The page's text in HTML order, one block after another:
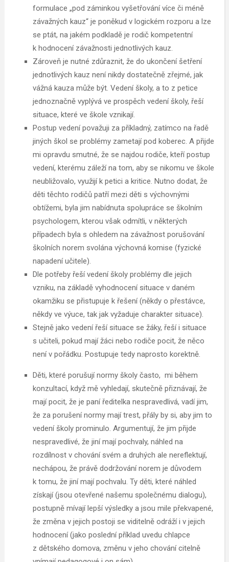
formulace „pod záminkou vyšetřování více či méně
závažných kauz“ je poněkud v logickém rozporu a lze
se ptát, na jakém podkladě je rodič kompetentní
k hodnocení závažnosti jednotlivých kauz.
Zároveň je nutné zdůraznit, že do ukončení šetření
jednotlivých kauz není nikdy dostatečně zřejmé, jak
vážná kauza může být. Vedení školy, a to z petice
jednoznačně vyplývá ve prospěch vedení školy, řeší
situace, které ve škole vznikají.
Postup vedení považuji za příkladný, zatímco na řadě
jiných škol se problémy zametají pod koberec. A přijde
mi opravdu smutné, že se najdou rodiče, kteří postup
vedení, kterému záleží na tom, aby se nikomu ve škole
neubližovalo, využijí k petici a kritice. Nutno dodat, že
děti těchto rodičů patří mezi děti s výchovnými
obtížemi, byla jim nabídnuta spolupráce se školním
psychologem, kterou však odmítli, v některých
případech byla s ohledem na závažnost porušování
školních norem svolána výchovná komise (fyzické
napadení učitele).
Dle potřeby řeší vedení školy problémy dle jejich
vzniku, na základě vyhodnocení situace v daném
okamžiku se přistupuje k řešení (někdy o přestávce,
někdy ve výuce, tak jak vyžaduje charakter situace).
Stejně jako vedení řeší situace se žáky, řeší i situace
s učiteli, pokud mají žáci nebo rodiče pocit, že něco
není v pořádku. Postupuje tedy naprosto korektně.
Děti, které porušují normy školy často, mi během
konzultací, když mě vyhledají, skutečně přiznávají, že
mají pocit, že je paní ředitelka nespravedlivá, vadí jim,
že za porušení normy mají trest, přály by si, aby jim to
vedení školy prominulo. Argumentují, že jim přijde
nespravedlivé, že jiní mají pochvaly, náhled na
rozdílnost v chování svém a druhých ale nereflektují,
nechápou, že právě dodržování norem je důvodem
k tomu, že jiní mají pochvalu. Ty děti, které náhled
získají (jsou otevřené našemu společnému dialogu),
postupně mívají lepší výsledky a jsou mile překvapené,
že změna v jejich postoji se viditelně odráží i v jejich
hodnocení (jako poslední příklad uvedu chlapce
z dětského domova, změnu v jeho chování citelně